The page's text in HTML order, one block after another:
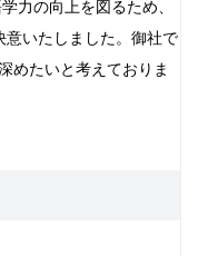
力の向上を図るため、
いたしました。御社で
めたいと考えておりま